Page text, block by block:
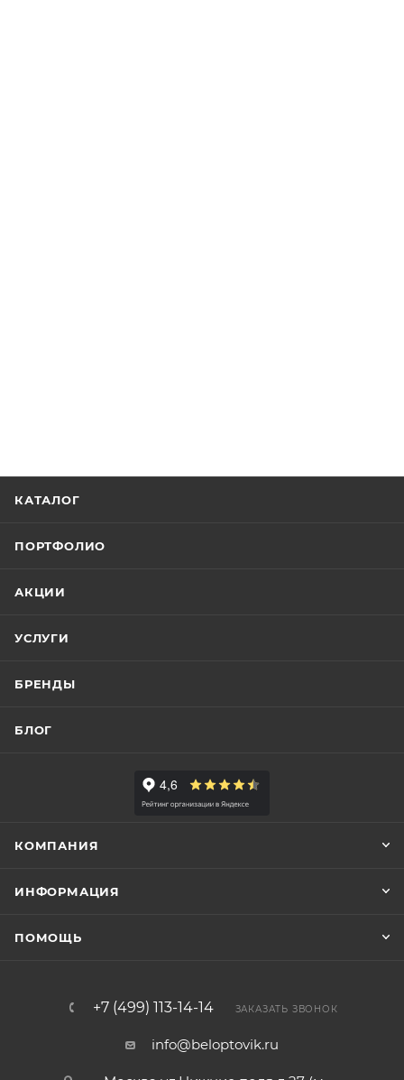
КАТАЛОГ
ПОРТФОЛИО
АКЦИИ
УСЛУГИ
БРЕНДЫ
БЛОГ
КОМПАНИЯ
ИНФОРМАЦИЯ
ПОМОЩЬ
+7 (499) 113-14-14 ЗАКАЗАТЬ ЗВОНОК
info@beloptovik.ru